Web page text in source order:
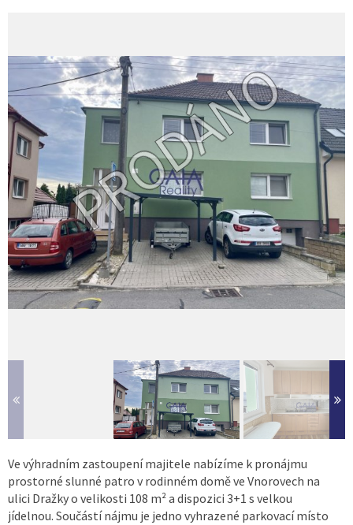
Ve výhradním zastoupení majitele nabízíme k pronájmu
prostorné slunné patro v rodinném domě ve Vnorovech na
ulici Dražky o velikosti 108 m² a dispozici 3+1 s velkou
jídelnou. Součástí nájmu je jedno vyhrazené parkovací místo